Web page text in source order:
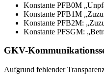
Konstante PFB0M
Konstante PFB1M
Konstante PFB2M:
Konstante PFSGM:
GKV-
Aufgrund fehlender